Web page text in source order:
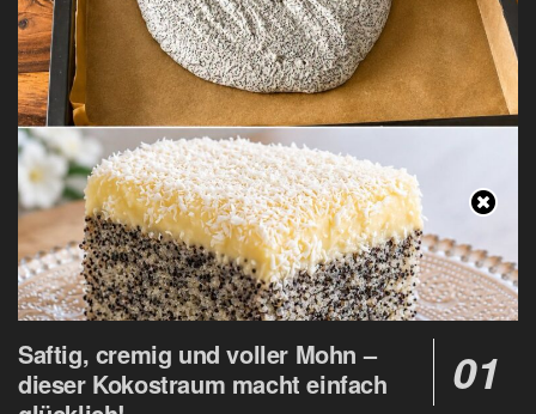
Saftig, cremig und voller Mohn –
dieser Kokostraum macht einfach